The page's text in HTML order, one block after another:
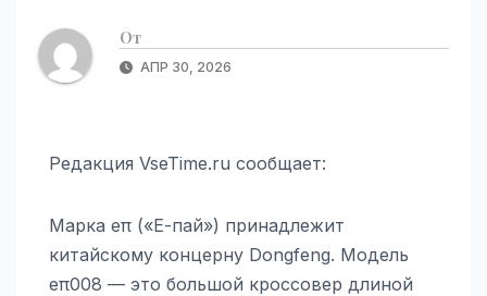
От
АПР 30, 2026
Редакция VseTime.ru сообщает:
Марка eπ («Е-пай») принадлежит
китайскому концерну Dongfeng. Модель
eπ008 — это большой кроссовер длиной